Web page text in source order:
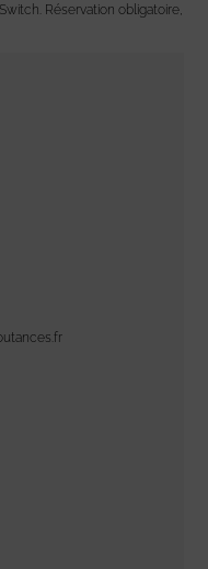
Réservation obligatoire,